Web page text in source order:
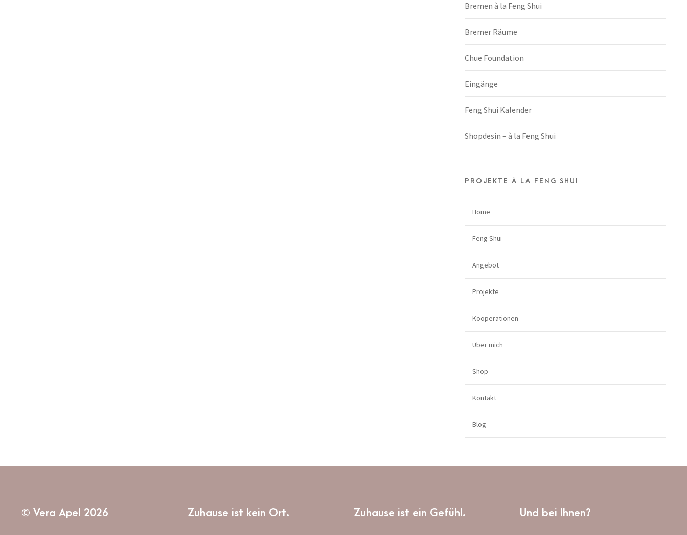
Bremen à la Feng Shui
Bremer Räume
Chue Foundation
Eingänge
Feng Shui Kalender
Shopdesin – à la Feng Shui
PROJEKTE À LA FENG SHUI
Home
Feng Shui
Angebot
Projekte
Kooperationen
Über mich
Shop
Kontakt
Blog
© Vera Apel 2026 Zuhause ist kein Ort. Zuhause ist ein Gefühl. Und bei Ihnen?